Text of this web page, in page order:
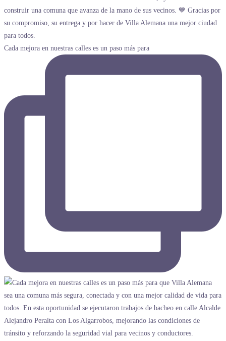
Cada mejora en nuestras calles es un paso más para